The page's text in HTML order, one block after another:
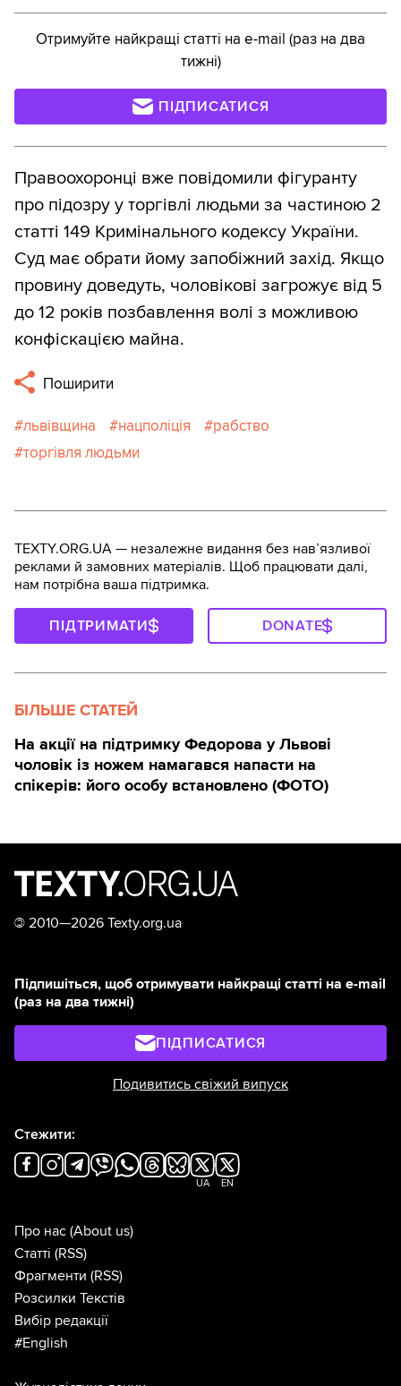
Отримуйте найкращі статті на e-mail (раз на два
тижні)
ПІДПИСАТИСЯ
Правоохоронці вже повідомили фігуранту
про підозру у торгівлі людьми за частиною 2
статті 149 Кримінального кодексу України.
Суд має обрати йому запобіжний захід. Якщо
провину доведуть, чоловікові загрожує від 5
до 12 років позбавлення волі з можливою
конфіскацією майна.
Поширити
львівщина нацполіція
рабство
торгівля людьми
TEXTY.ORG.UA — незалежне видання без навʼязливої
реклами й замовних матеріалів. Щоб працювати далі,
нам потрібна ваша підтримка.
ПІДТРИМАТИ DONATE
БІЛЬШЕ СТАТЕЙ
На акції на підтримку Федорова у Львові
чоловік із ножем намагався напасти на
спікерів: його особу встановлено (ФОТО)
© 2010—2026 Texty.org.ua
Підпишіться, щоб отримувати найкращі статті на e-mail
(раз на два тижні)
ПІДПИСАТИСЯ
Подивитись свіжий випуск
Стежити:
UA EN
Про нас (About us)
Статті (RSS)
Фрагменти (RSS)
Розсилки Текстів
Вибір редакції
#English